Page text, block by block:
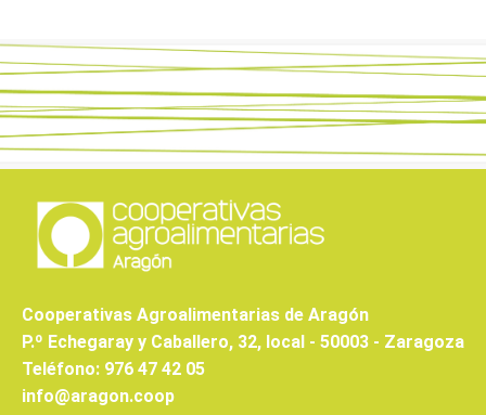
Cooperativas Agroalimentarias de Aragón
P.º Echegaray y Caballero, 32, local - 50003 - Zaragoza
Teléfono: 976 47 42 05
info@aragon.coop